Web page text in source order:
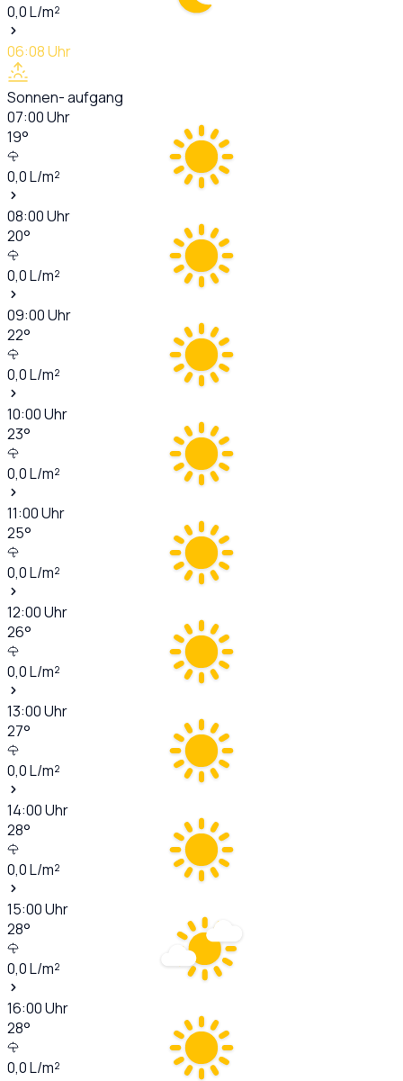
0,0L/m²
06:08Uhr
Sonnen- aufgang
07:00Uhr
19°
0,0L/m²
08:00Uhr
20°
0,0L/m²
09:00Uhr
22°
0,0L/m²
10:00Uhr
23°
0,0L/m²
11:00Uhr
25°
0,0L/m²
12:00Uhr
26°
0,0L/m²
13:00Uhr
27°
0,0L/m²
14:00Uhr
28°
0,0L/m²
15:00Uhr
28°
0,0L/m²
16:00Uhr
28°
0,0L/m²